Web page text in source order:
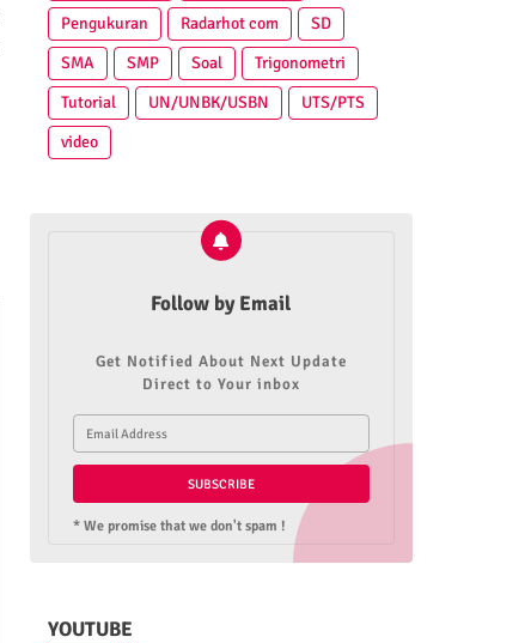
Pengukuran
Radarhot com
SD
SMA
SMP Soal
Trigonometri
Tutorial
UN/UNBK/USBN
UTS/PTS
video
Follow by Email
Get Notified About Next Update
Direct to Your inbox
* We promise that we don't spam !
YOUTUBE